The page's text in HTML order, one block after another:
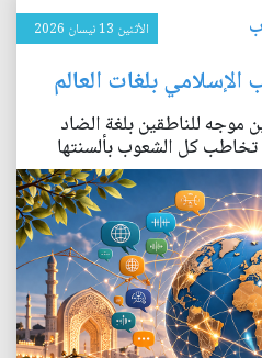
الأثنين 13 نيسان 2026
بلغات العالم
للناطقين بلغة الضاد
تخاطب كل الشعوب بألسنتها